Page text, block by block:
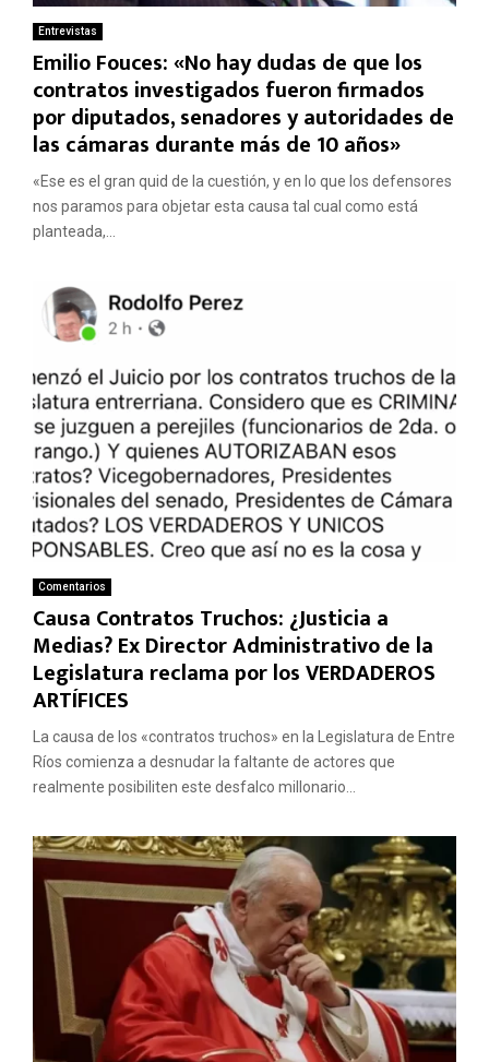
Entrevistas
Emilio Fouces: «No hay dudas de que los
contratos investigados fueron firmados
por diputados, senadores y autoridades de
las cámaras durante más de 10 años»
«Ese es el gran quid de la cuestión, y en lo que los defensores
nos paramos para objetar esta causa tal cual como está
planteada,...
Comentarios
Causa Contratos Truchos: ¿Justicia a
Medias? Ex Director Administrativo de la
Legislatura reclama por los VERDADEROS
ARTÍFICES
La causa de los «contratos truchos» en la Legislatura de Entre
Ríos comienza a desnudar la faltante de actores que
realmente posibiliten este desfalco millonario...